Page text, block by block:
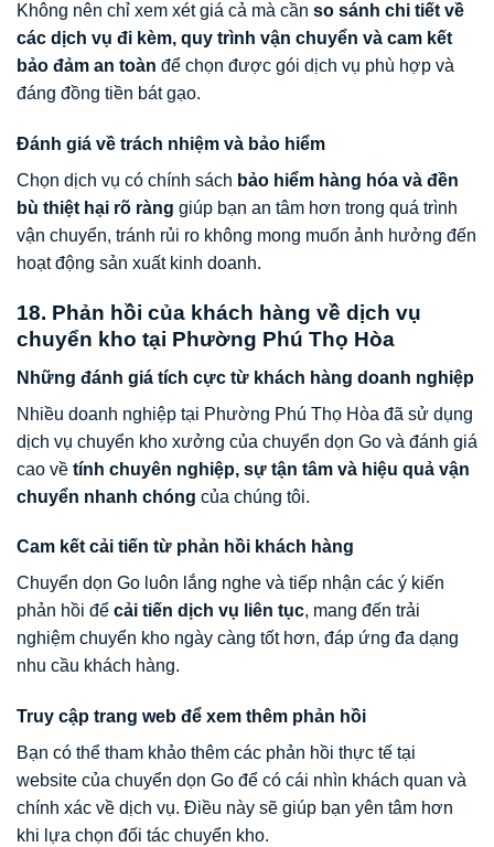
Không nên chỉ xem xét giá cả mà cần so sánh chi tiết về
các dịch vụ đi kèm, quy trình vận chuyển và cam kết
bảo đảm an toàn để chọn được gói dịch vụ phù hợp và
đáng đồng tiền bát gạo.
Đánh giá về trách nhiệm và bảo hiểm
Chọn dịch vụ có chính sách bảo hiểm hàng hóa và đền
bù thiệt hại rõ ràng giúp bạn an tâm hơn trong quá trình
vận chuyển, tránh rủi ro không mong muốn ảnh hưởng đến
hoạt động sản xuất kinh doanh.
18. Phản hồi của khách hàng về dịch vụ
chuyển kho tại Phường Phú Thọ Hòa
Những đánh giá tích cực từ khách hàng doanh nghiệp
Nhiều doanh nghiệp tại Phường Phú Thọ Hòa đã sử dụng
dịch vụ chuyển kho xưởng của chuyển dọn Go và đánh giá
cao về tính chuyên nghiệp, sự tận tâm và hiệu quả vận
chuyển nhanh chóng của chúng tôi.
Cam kết cải tiến từ phản hồi khách hàng
Chuyển dọn Go luôn lắng nghe và tiếp nhận các ý kiến
phản hồi để cải tiến dịch vụ liên tục, mang đến trải
nghiệm chuyển kho ngày càng tốt hơn, đáp ứng đa dạng
nhu cầu khách hàng.
Truy cập trang web để xem thêm phản hồi
Bạn có thể tham khảo thêm các phản hồi thực tế tại
website của chuyển dọn Go để có cái nhìn khách quan và
chính xác về dịch vụ. Điều này sẽ giúp bạn yên tâm hơn
khi lựa chọn đối tác chuyển kho.